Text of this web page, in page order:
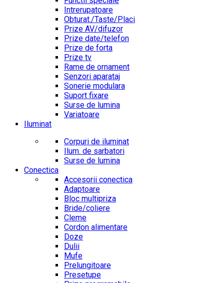
Intrerupatoare
Obturat./Taste/Placi
Prize AV/difuzor
Prize date/telefon
Prize de forta
Prize tv
Rame de ornament
Senzori aparataj
Sonerie modulara
Suport fixare
Surse de lumina
Variatoare
Iluminat
Corpuri de iluminat
Ilum. de sarbatori
Surse de lumina
Conectica
Accesorii conectica
Adaptoare
Bloc multipriza
Bride/coliere
Cleme
Cordon alimentare
Doze
Dulii
Mufe
Prelungitoare
Presetupe